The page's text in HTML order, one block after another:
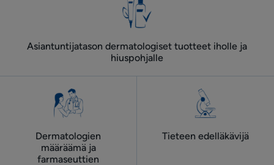
Asiantuntijatason dermatologiset tuotteet iholle ja
hiuspohjalle
Dermatologien
määräämä ja
farmaseuttien
Tieteen edelläkävijä